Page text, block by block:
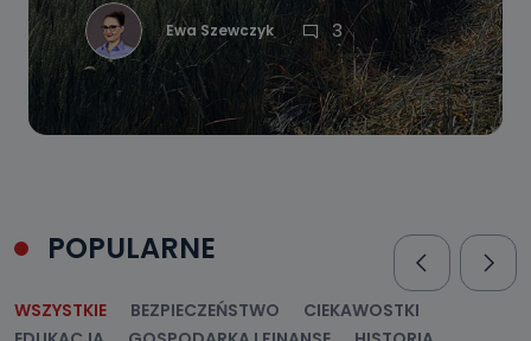
Ewa Szewczyk 3
POPULARNE
WSZYSTKIE BEZPIECZEŃSTWO
CIEKAWOSTKI